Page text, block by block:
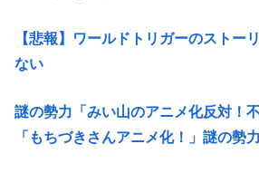
【悲報】ワールドトリガーのストー
ない
謎の勢力「みい山のアニメ化反対！
「もちづきさんアニメ化！」謎の勢